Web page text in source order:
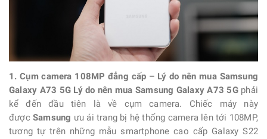
1. Cụm camera 108MP đẳng cấp – Lý do nên mua Samsung
Galaxy A73 5G Lý do nên mua Samsung Galaxy A73 5Gphải
kể đến đầu tiên là về cụm camera. Chiếc máy này
đượcSamsung ưu ái trang bị hệ thống camera lên tới 108MP,
tương tự trên những mẫu smartphone cao cấp Galaxy S22